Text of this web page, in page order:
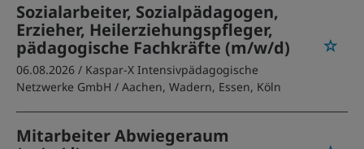
Sozialarbeiter, Sozialpädagogen,
Erzieher, Heilerziehungspfleger,
pädagogische Fachkräfte (m/w/d)
06.08.2026 / Kaspar-X Intensivpädagogische
Netzwerke GmbH / Aachen, Wadern, Essen, Köln
Mitarbeiter Abwiegeraum